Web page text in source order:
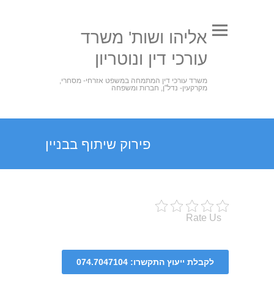
אליהו ושות' משרד
עורכי דין ונוטריון
משרד עורכי דין המתמחה במשפט אזרחי- מסחרי,
מקרקעין- נדל"ן, חברות ומשפחה
פירוק שיתוף בבניין
Rate Us